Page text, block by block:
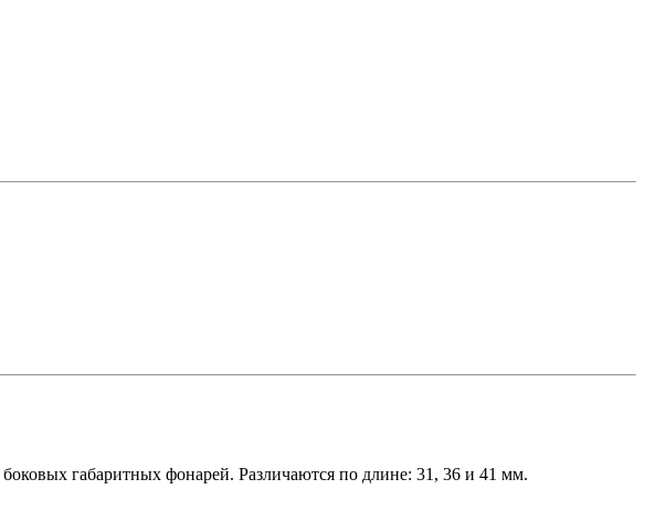
габаритных фонарей. Различаются по длине: 31, 36 и 41 мм.